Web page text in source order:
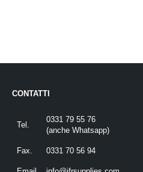
CONTATTI
Tel.
0331 79 55 76
(anche Whatsapp)
Fax. 0331 70 56 94